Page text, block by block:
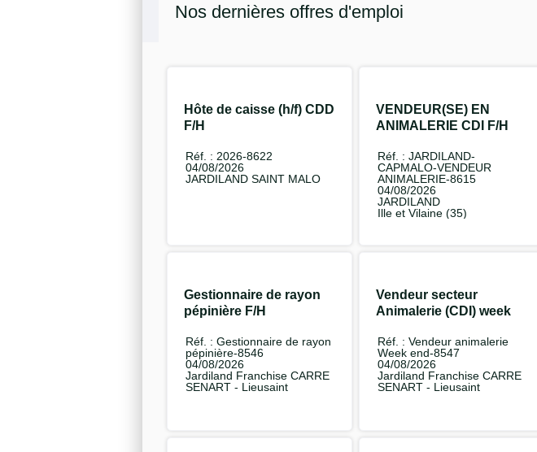
Nos dernières offres d'emploi
Hôte de caisse (h/f) CDD
F/H
Réf. : 2026-8622
04/08/2026
JARDILAND SAINT MALO
VENDEUR(SE) EN
ANIMALERIE CDI F/H
Réf. : JARDILAND-
CAPMALO-VENDEUR
ANIMALERIE-8615
04/08/2026
JARDILAND
Ille et Vilaine (35)
Gestionnaire de rayon
pépinière F/H
Réf. : Gestionnaire de rayon
pépinière-8546
04/08/2026
Jardiland Franchise CARRE
SENART - Lieusaint
Vendeur secteur
Animalerie (CDI) week
Réf. : Vendeur animalerie
Week end-8547
04/08/2026
Jardiland Franchise CARRE
SENART - Lieusaint